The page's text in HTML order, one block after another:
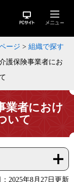
ージ > 組織で探す
護保険事業者にお
業者におけ
いて
2025年8月27日更新